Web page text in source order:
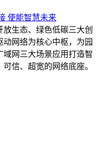
使能智慧未来
放生态、绿色低碳三大创
动网络为核心中枢，为园
域网三大场景应用打造智
信、超宽的网络底座。